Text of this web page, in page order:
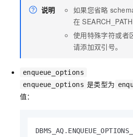
说明 如果您省略
在 SEARCH_PATH
使用特殊字符或者
请添加双引号。
enqueue_options
enqueue_options 是类型为
值：